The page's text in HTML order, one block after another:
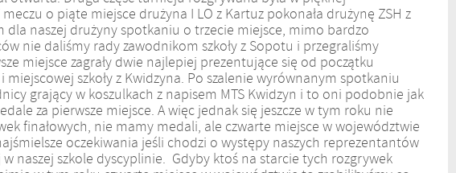
o piąte miejsce drużyna I LO z Kartuz pokonała drużynę ZSH z
dla naszej drużyny spotkaniu o trzecie miejsce, mimo bardzo
nie daliśmy rady zawodnikom szkoły z Sopotu i przegraliśmy
miejsce zagrały dwie najlepiej prezentujące się od początku
miejscowej szkoły z Kwidzyna. Po szalenie wyrównanym spotkaniu
grający w koszulkach z napisem MTS Kwidzyn i to oni podobnie jak
za pierwsze miejsce. A więc jednak się jeszcze w tym roku nie
finałowych, nie mamy medali, ale czwarte miejsce w województwie
oczekiwania jeśli chodzi o występy naszych reprezentantów
naszej szkole dyscyplinie. Gdyby ktoś na starcie tych rozgrywek